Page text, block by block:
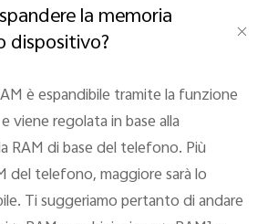
la memoria
dispositivo?
è espandibile tramite la funzione
viene regolata in base alla
RAM di base del telefono. Più
del telefono, maggiore sarà lo
Ti suggeriamo pertanto di andare